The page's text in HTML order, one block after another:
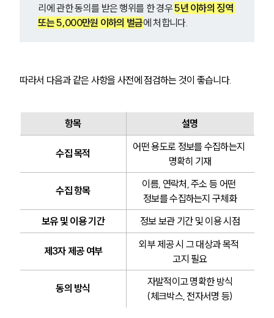
리에 관한 동의를 받은 행위를 한 경우 5년 이하의 징역
또는 5,000만원 이하의 벌금에 처합니다.
따라서 다음과 같은 사항을 사전에 점검하는 것이 좋습니다.
항목 설명
수집 목적
어떤 용도로 정보를 수집하는지
명확히 기재
수집 항목
이름, 연락처, 주소 등 어떤
정보를 수집하는지 구체화
보유 및 이용 기간
정보 보관 기간 및 이용 시점
제3자 제공 여부
외부 제공 시 그 대상과 목적
고지 필요
동의 방식
자발적이고 명확한 방식
(체크박스, 전자서명 등)